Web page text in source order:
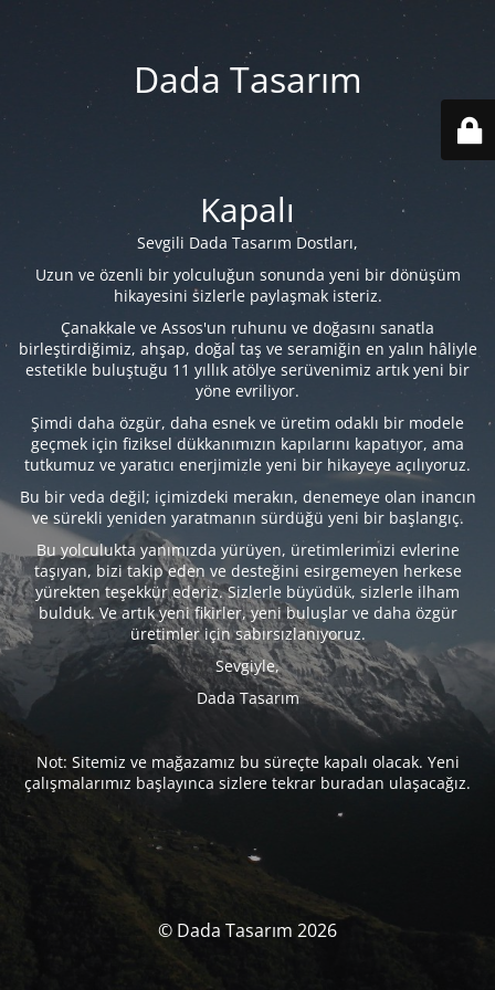
Dada Tasarım
Kapalı
Sevgili Dada Tasarım Dostları,
Uzun ve özenli bir yolculuğun sonunda yeni bir dönüşüm
hikayesini sizlerle paylaşmak isteriz.
Çanakkale ve Assos'un ruhunu ve doğasını sanatla
birleştirdiğimiz, ahşap, doğal taş ve seramiğin en yalın hâliyle
estetikle buluştuğu 11 yıllık atölye serüvenimiz artık yeni bir
yöne evriliyor.
Şimdi daha özgür, daha esnek ve üretim odaklı bir modele
geçmek için fiziksel dükkanımızın kapılarını kapatıyor, ama
tutkumuz ve yaratıcı enerjimizle yeni bir hikayeye açılıyoruz.
Bu bir veda değil; içimizdeki merakın, denemeye olan inancın
ve sürekli yeniden yaratmanın sürdüğü yeni bir başlangıç.
Bu yolculukta yanımızda yürüyen, üretimlerimizi evlerine
taşıyan, bizi takip eden ve desteğini esirgemeyen herkese
yürekten teşekkür ederiz. Sizlerle büyüdük, sizlerle ilham
bulduk. Ve artık yeni fikirler, yeni buluşlar ve daha özgür
üretimler için sabırsızlanıyoruz.
Sevgiyle,
Dada Tasarım
Not: Sitemiz ve mağazamız bu süreçte kapalı olacak. Yeni
çalışmalarımız başlayınca sizlere tekrar buradan ulaşacağız.
© Dada Tasarım 2026